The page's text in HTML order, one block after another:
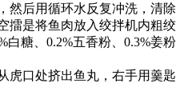
然后用循环水反复冲洗，清
是将鱼肉放入绞拌机内粗
白糖、 0.2%五香粉、 0.3%姜
口处挤出鱼丸，右手用